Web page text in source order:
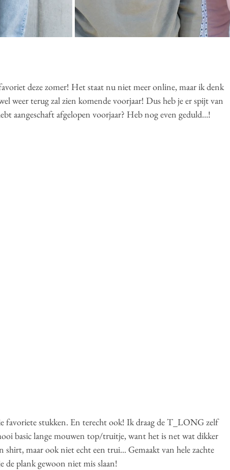
deze zomer! Het staat nu niet meer online, maar ik denk
weer terug zal zien komende voorjaar! Dus heb je er spijt van
aangeschaft afgelopen voorjaar? Heb nog even geduld...!
favoriete stukken. En terecht ook! Ik draag de T_LONG zelf
basic lange mouwen top/truitje, want het is net wat dikker
maar ook niet echt een trui... Gemaakt van hele zachte
plank gewoon niet mis slaan!